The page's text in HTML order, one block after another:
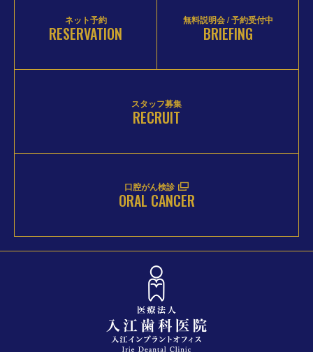
ネット予約
RESERVATION
無料説明会 / 予約受付中
BRIEFING
スタッフ募集
RECRUIT
口腔がん検診
ORAL CANCER